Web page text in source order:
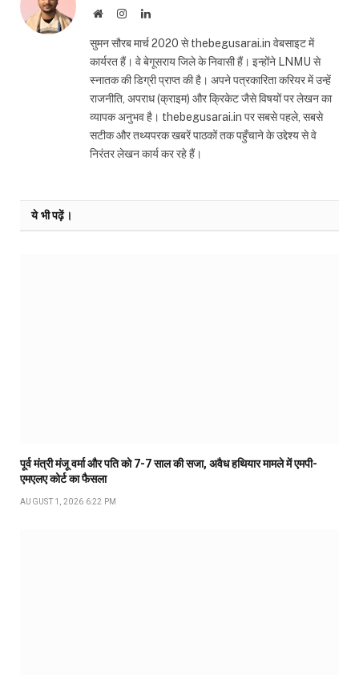
WebsiteInstagramLinkedIn
सुमन सौरब मार्च 2020 से thebegusarai.in वेबसाइट में
कार्यरत हैं। वे बेगूसराय जिले के निवासी हैं। इन्होंने LNMU से
स्नातक की डिग्री प्राप्त की है। अपने पत्रकारिता करियर में उन्हें
राजनीति, अपराध (क्राइम) और क्रिकेट जैसे विषयों पर लेखन का
व्यापक अनुभव है। thebegusarai.in पर सबसे पहले, सबसे
सटीक और तथ्यपरक खबरें पाठकों तक पहुँचाने के उद्देश्य से वे
निरंतर लेखन कार्य कर रहे हैं।
ये भी पढ़ें।
पूर्व मंत्री मंजू वर्मा और पति को 7-7 साल की सजा, अवैध हथियार मामले में एमपी-
एमएलए कोर्ट का फैसला
AUGUST 1, 2026 6:22 PM